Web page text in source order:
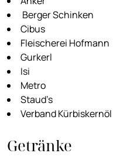
Berger Schinken
Cibus
Fleischerei Hofmann
Gurkerl
Isi
Metro
Staud’s
Verband Kürbiskernöl
Getränke